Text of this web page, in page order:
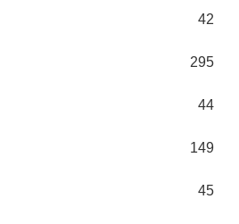
42
295
44
149
45